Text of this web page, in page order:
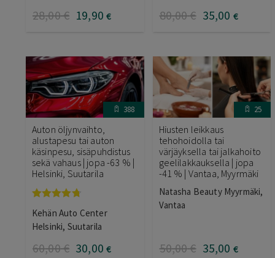
28,00€ 19,90 € 80,00€ 35,00 €
388
Auton öljynvaihto,
alustapesu tai auton
käsinpesu, sisäpuhdistus
sekä vahaus | jopa -63 % |
Helsinki, Suutarila
tuotteesta:
4.67/ 5
Kehän Auto Center
Helsinki, Suutarila
60,00€ 30,00 €
25
Hiusten leikkaus
tehohoidolla tai
värjäyksella tai jalkahoito
geelilakkauksella | jopa
-41 % | Vantaa, Myyrmäki
Natasha Beauty Myyrmäki,
Vantaa
50,00€ 35,00 €